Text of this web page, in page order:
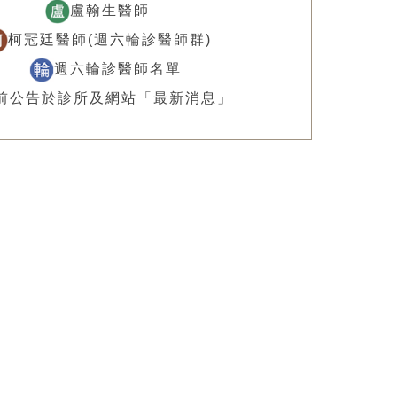
盧翰生醫師
柯冠廷醫師(週六輪診醫師群)
週六輪診醫師名單
公告於診所及網站「最新消息」